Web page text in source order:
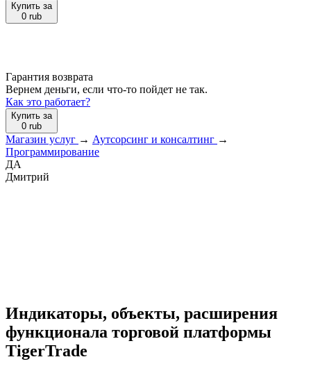
Купить за
0 rub
Гарантия возврата
Вернем деньги, если что-то пойдет не так.
Как это работает?
Купить за
0 rub
Магазин услуг → Аутсорсинг и консалтинг →
Программирование
ДА
Дмитрий
Индикаторы, объекты, расширения
функционала торговой платформы
TigerTrade